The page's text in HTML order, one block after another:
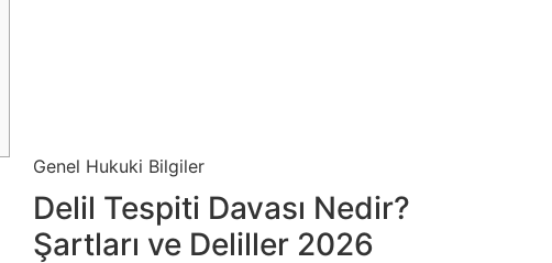
Genel Hukuki Bilgiler
Delil Tespiti Davası Nedir?
Şartları ve Deliller 2026